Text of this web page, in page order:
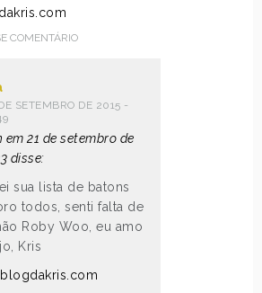
COMENTÁRIO
SETEMBRO DE 2015 -
em 21 de setembro de
disse:
sua lista de batons
todos, senti falta de
Roby Woo, eu amo
Kris